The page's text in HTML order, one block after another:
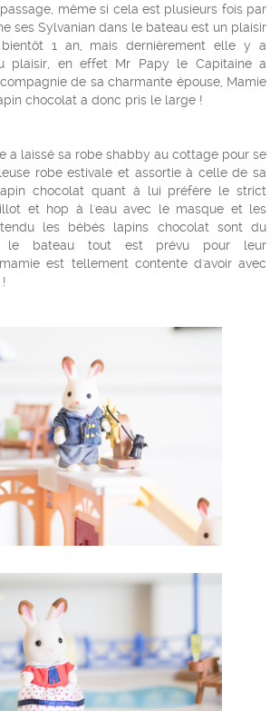
même si cela est plusieurs fois par
ses Sylvanian dans le bateau est un plaisir
bientôt 1 an, mais dernièrement elle y a
plaisir, en effet Mr Papy le Capitaine a
de sa charmante épouse, Mamie
chocolat a donc pris le large !
a laissé sa robe shabby au cottage pour se
robe estivale et assortie à celle de sa
chocolat quant à lui préfère le strict
et hop à l'eau avec le masque et les
les bébés lapins chocolat sont du
le bateau tout est prévu pour leur
est tellement contente d'avoir avec